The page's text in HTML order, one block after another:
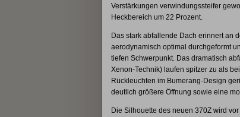
Verstärkungen verwindungssteifer
Heckbereich um 22 Prozent.
Das stark abfallende Dach erinnert an
aerodynamisch optimal durchgeformt
tiefen Schwerpunkt. Das dramatisch
Xenon-Technik) laufen spitzer zu als
Rückleuchten im Bumerang-Design
deutlich größere Öffnung sowie eine
Die Silhouette des neuen 370Z wird